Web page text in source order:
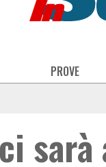
PROVE
sarà